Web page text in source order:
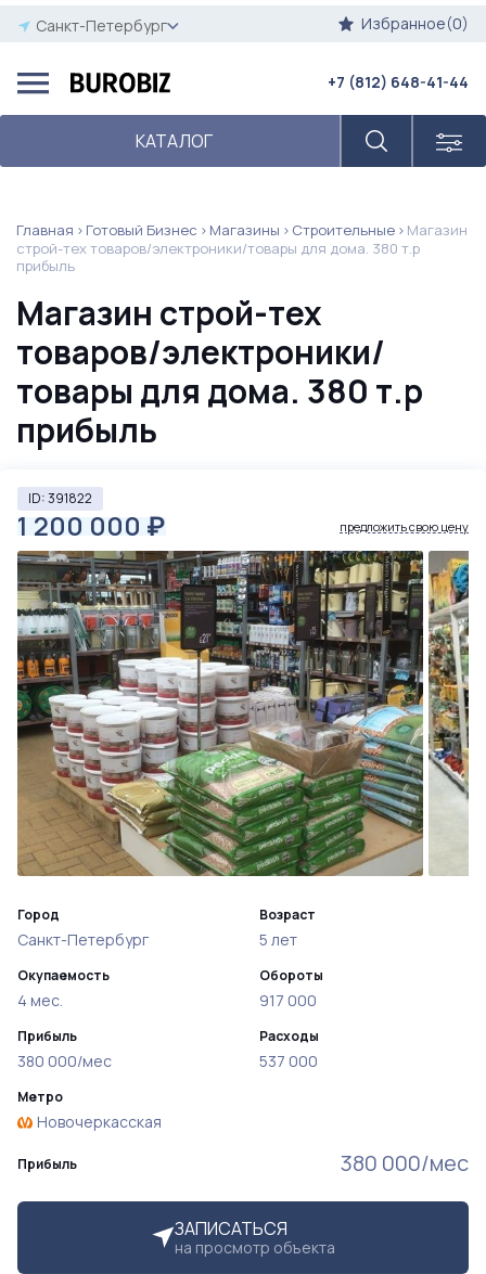
Санкт-Петербург Избранное(0)
КАТАЛОГ
+7 (812) 648-41-44
Главная Готовый Бизнес Магазины Строительные
Магазин
строй-тех товаров/электроники/товары для дома. 380 т.р
прибыль
Магазин строй-тех
товаров/электроники/
товары для дома. 380 т.р
прибыль
ID: 391822
1 200 000 ₽ предложить свою цену
Прибыль 380 000/мес
ЗАПИСАТЬСЯ
на просмотр объекта
Город
Санкт-Петербург
Окупаемость
4 мес.
Прибыль
380 000/мес
Возраст
5 лет
Обороты
917 000
Расходы
537 000
Метро
Новочеркасская